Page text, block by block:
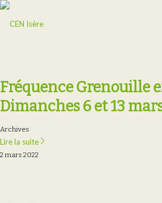
Fréquence Grenouille
Dimanches 6 et 13
Archives
Lire la suite
2 mars 2022